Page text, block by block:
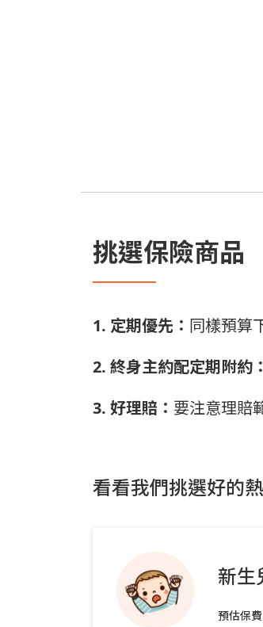
挑選保險商品
1. 定期優先： 同樣預算
2. 終身主約配定期附約：
3. 好理賠： 要注意理賠
看看我們挑選好的
新生
預估保費